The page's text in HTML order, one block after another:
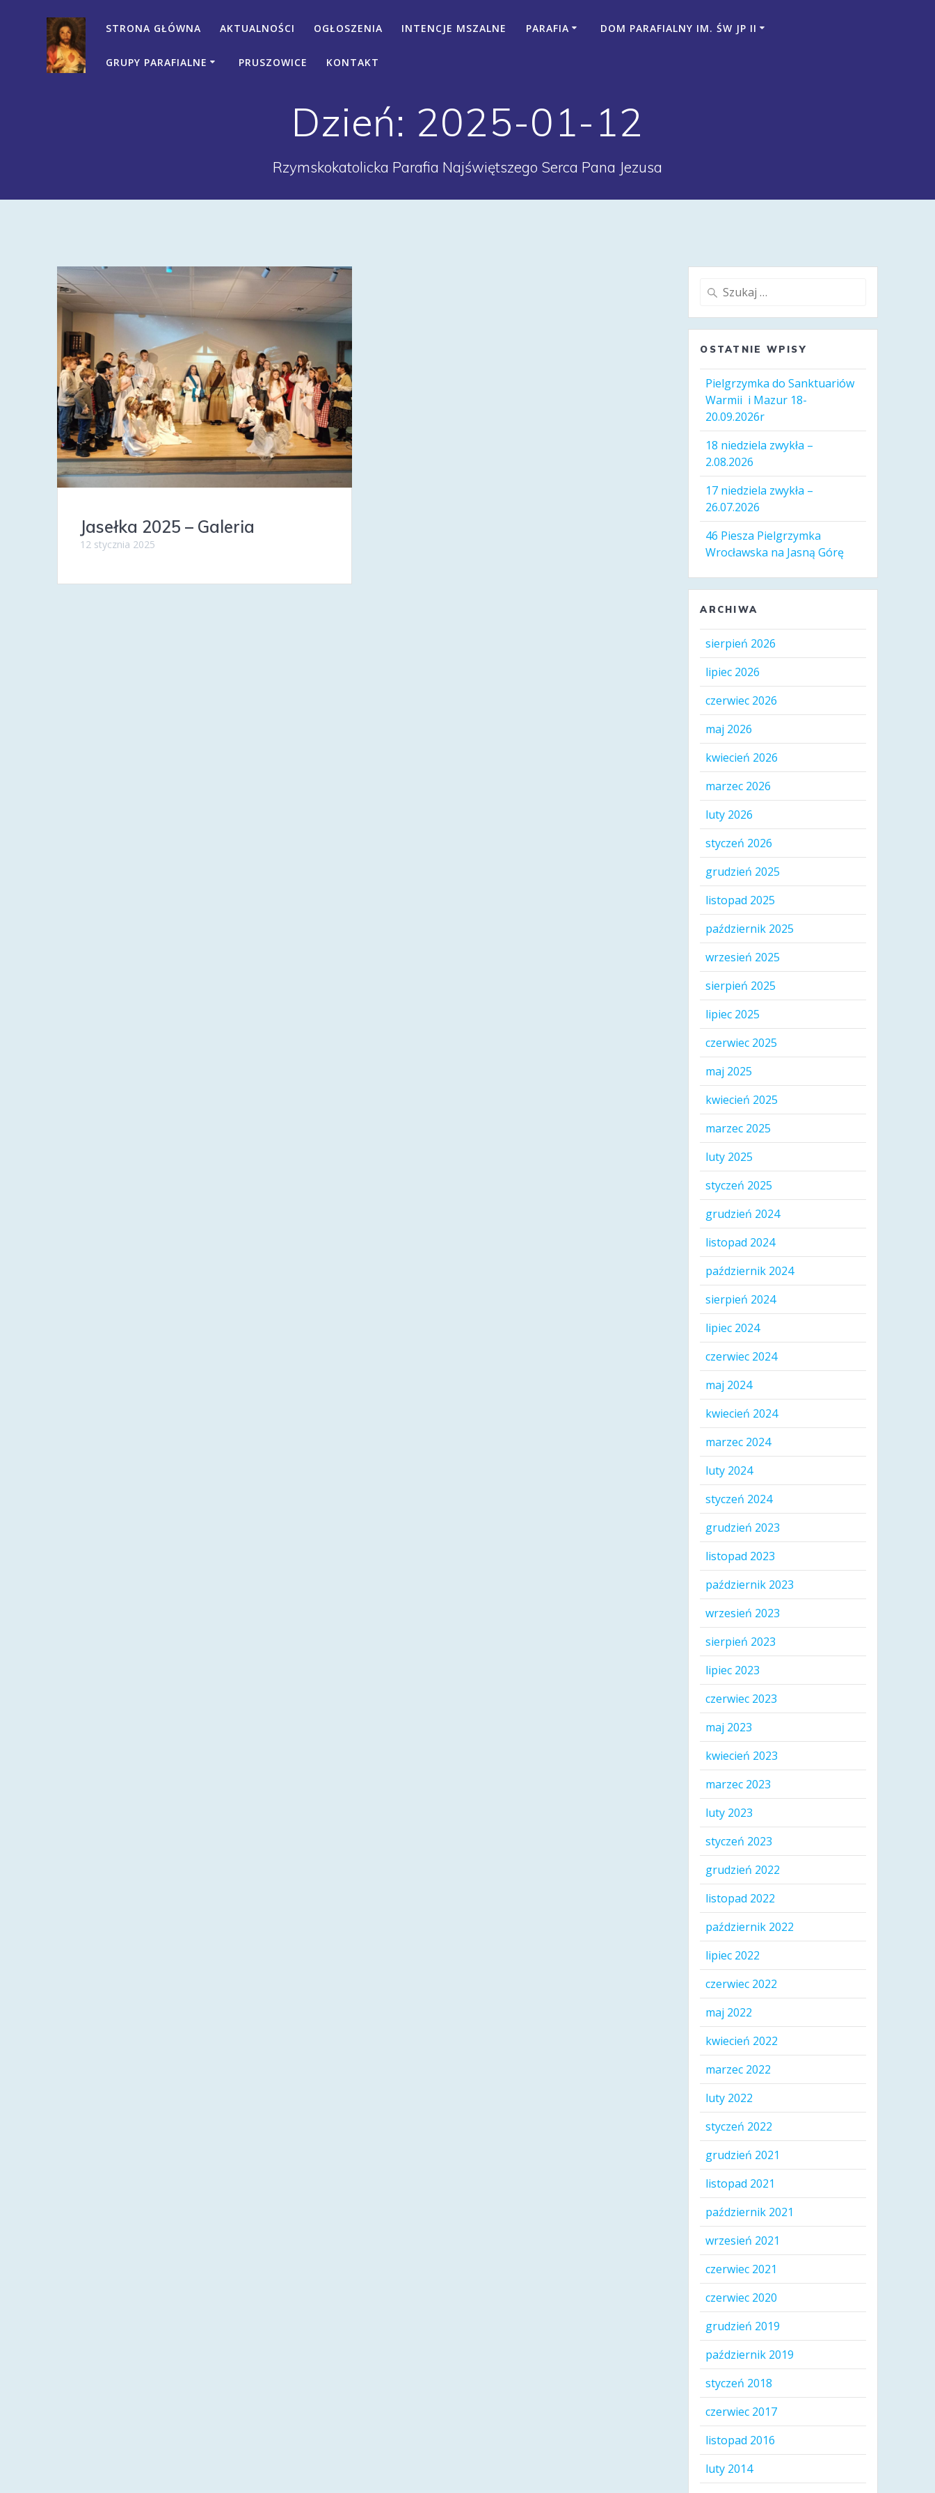
STRONA GŁÓWNA AKTUALNOŚCI OGŁOSZENIA INTENCJE MSZALNE PARAFIA DOM PARAFIALNY IM. ŚW JP II
GRUPY PARAFIALNE PRUSZOWICE KONTAKT
Dzień: 2025-01-12
Rzymskokatolicka Parafia Najświętszego Serca Pana Jezusa
Jasełka 2025 – Galeria
12 stycznia 2025
Szukaj:
OSTATNIE WPISY
Pielgrzymka do Sanktuariów
Warmii i Mazur 18-
20.09.2026r
18 niedziela zwykła –
2.08.2026
17 niedziela zwykła –
26.07.2026
46 Piesza Pielgrzymka
Wrocławska na Jasną Górę
ARCHIWA
sierpień 2026
lipiec 2026
czerwiec 2026
maj 2026
kwiecień 2026
marzec 2026
luty 2026
styczeń 2026
grudzień 2025
listopad 2025
październik 2025
wrzesień 2025
sierpień 2025
lipiec 2025
czerwiec 2025
maj 2025
kwiecień 2025
marzec 2025
luty 2025
styczeń 2025
grudzień 2024
listopad 2024
październik 2024
sierpień 2024
lipiec 2024
czerwiec 2024
maj 2024
kwiecień 2024
marzec 2024
luty 2024
styczeń 2024
grudzień 2023
listopad 2023
październik 2023
wrzesień 2023
sierpień 2023
lipiec 2023
czerwiec 2023
maj 2023
kwiecień 2023
marzec 2023
luty 2023
styczeń 2023
grudzień 2022
listopad 2022
październik 2022
lipiec 2022
czerwiec 2022
maj 2022
kwiecień 2022
marzec 2022
luty 2022
styczeń 2022
grudzień 2021
listopad 2021
październik 2021
wrzesień 2021
czerwiec 2021
czerwiec 2020
grudzień 2019
październik 2019
styczeń 2018
czerwiec 2017
listopad 2016
luty 2014